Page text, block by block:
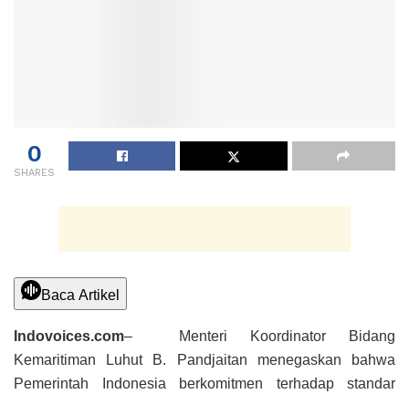
0
SHARES
Baca Artikel
Indovoices.com– Menteri Koordinator Bidang
Kemaritiman Luhut B. Pandjaitan menegaskan bahwa
Pemerintah Indonesia berkomitmen terhadap standar